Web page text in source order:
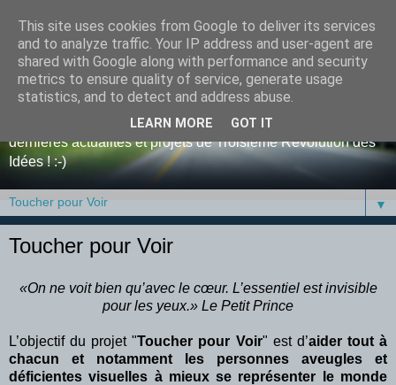
Blog de tri-D, la Troisième
Révolution des Idées
Bienvenue sur le blog de l'entreprise tri-D ! Retrouvez y nos
dernières actualités et projets de Troisième Révolution des
Idées ! :-)
▼
Toucher pour Voir
«On ne voit bien qu’avec le cœur. L’essentiel est invisible
pour les yeux.» Le Petit Prince
L’objectif du projet "Toucher pour Voir" est d’aider tout à
chacun et notamment les personnes aveugles et
déficientes visuelles à mieux se représenter le monde
This site uses cookies from Google to deliver its services
and to analyze traffic. Your IP address and user-agent are
shared with Google along with performance and security
metrics to ensure quality of service, generate usage
statistics, and to detect and address abuse.
LEARN MORE GOT IT